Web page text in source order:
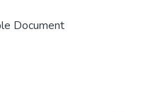
Document